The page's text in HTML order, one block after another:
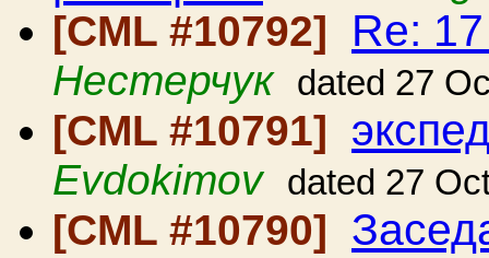
[CML #10792]
Re:
Нестерчук dated 27
[CML #10791]
Evdokimov dated 27
[CML #10790]